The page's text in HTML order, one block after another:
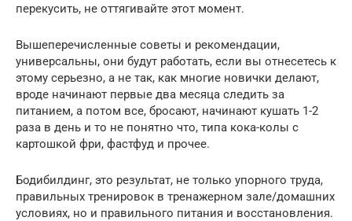
перекусить, не оттягивайте этот момент.
Вышеперечисленные советы и рекомендации,
универсальны, они будут работать, если вы отнесетесь к
этому серьезно, а не так, как многие новички делают,
вроде начинают первые два месяца следить за
питанием, а потом все, бросают, начинают кушать 1-2
раза в день и то не понятно что, типа кока-колы с
картошкой фри, фастфуд и прочее.
Бодибилдинг, это результат, не только упорного труда,
правильных тренировок в тренажерном зале/домашних
условиях, но и правильного питания и восстановления.